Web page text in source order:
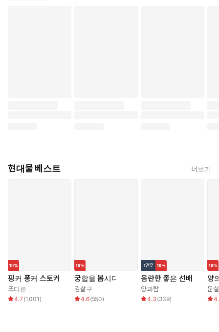
현대물 베스트 더보기
핑커 퐁커 스토커
또다른
4.7 (1,001 )
궁합을 봅시다
김살구
4.6(550)
음란한 좋은 선배
양과람
4.3 (339)
양
문